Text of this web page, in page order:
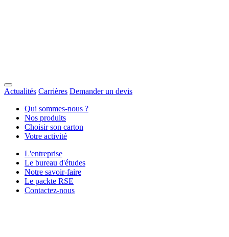
Actualités Carrières Demander un devis
Qui sommes-nous ?
Nos produits
Choisir son carton
Votre activité
L'entreprise
Le bureau d'études
Notre savoir-faire
Le packte RSE
Contactez-nous